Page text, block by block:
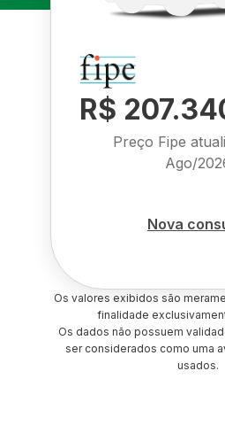
R$
Preço Fipe
Ago/
Nova
Os valores exibidos são
finalidade
Os dados não possuem
ser considerados como uma
usados.